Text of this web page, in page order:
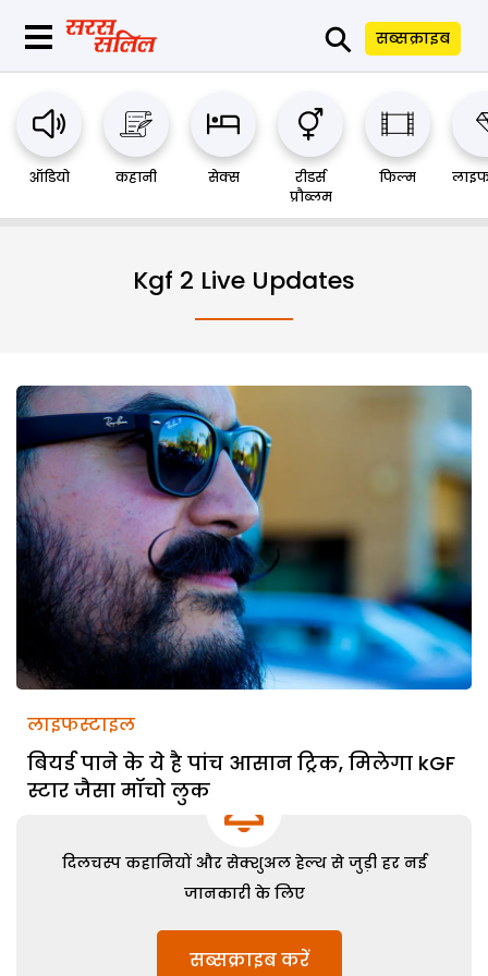
⚲ सब्सक्राइब
ऑडियो कहानी सेक्स
रीडर्स
प्रौब्लम
फिल्म
Kgf 2 Live Updates
लाइफस्टाइल
बियर्ड पाने के ये है पांच आसान ट्रिक, मिलेगा kGF
स्टार जैसा मॉचो लुक
दिलचस्प कहानियों और सेक्शुअल हेल्थ से जुड़ी हर नई
जानकारी के लिए
सब्सक्राइब करें